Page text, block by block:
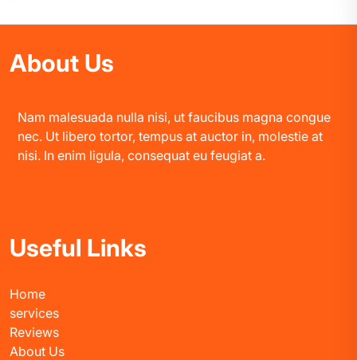
About Us
Nam malesuada nulla nisi, ut faucibus magna congue
nec. Ut libero tortor, tempus at auctor in, molestie at
nisi. In enim ligula, consequat eu feugiat a.
Useful Links
Home
services
Reviews
About Us